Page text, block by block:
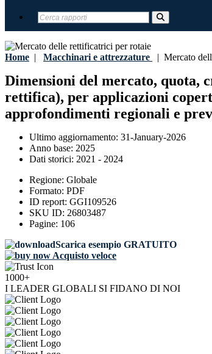
Home | Macchinari e attrezzature | Mercato
Dimensioni del mercato,
rettifica), per applicazioni
approfondimenti regionali e
Ultimo aggiornamento: 31-January-2026
Anno base: 2025
Dati storici: 2021 - 2024
Regione: Globale
Formato: PDF
ID report: GGI109526
SKU ID: 26803487
Pagine: 106
Scarica esempio GRATUITO
Acquisto veloce
1000+
I LEADER GLOBALI SI FIDANO DI NOI